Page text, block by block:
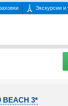
ARAWANA
ASIA PATTAYA
BAY BEACH
BELLA VILLA
Экскурсии и
BEACH 3*